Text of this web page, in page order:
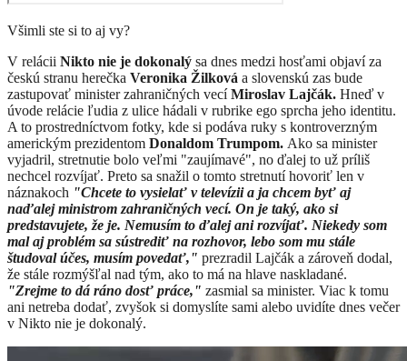
Všimli ste si to aj vy?
V relácii Nikto nie je dokonalý sa dnes medzi hosťami objaví za
českú stranu herečka Veronika Žilková a slovenskú zas bude
zastupovať minister zahraničných vecíMiroslav Lajčák. Hneď v
úvode relácie ľudia z ulice hádali v rubrike ego sprcha jeho identitu.
A to prostredníctvom fotky, kde si podáva ruky s kontroverzným
americkým prezidentom Donaldom Trumpom. Ako sa minister
vyjadril, stretnutie bolo veľmi "zaujímavé", no ďalej to už príliš
nechcel rozvíjať. Preto sa snažil o tomto stretnutí hovoriť len v
náznakoch "Chcete to vysielať v televízii a ja chcem byť aj
naďalej ministrom zahraničných vecí. On je taký, ako si
predstavujete, že je. Nemusím to ďalej ani rozvíjať. Niekedy som
mal aj problém sa sústrediť na rozhovor, lebo som mu stále
študoval účes, musím povedať," prezradil Lajčák a zároveň dodal,
že stále rozmýšľal nad tým, ako to má na hlave naskladané.
"Zrejme to dá ráno dosť práce," zasmial sa minister. Viac k tomu
ani netreba dodať, zvyšok si domyslíte sami alebo uvidíte dnes večer
v Nikto nie je dokonalý.